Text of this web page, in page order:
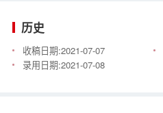
历史
收稿日期:2021-07-07
录用日期:2021-07-08